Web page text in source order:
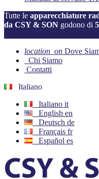
Tutte le apparecchiature
da CSY & SON godono di
location_on Dove
Chi Siamo
Contatti
Italiano
Italiano it
English en
Deutsch de
Français fr
Español es